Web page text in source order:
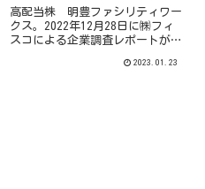
（1717）
高配当株 明豊ファシリティワー
クス。2022年12月28日に㈱フィ
スコによる企業調査レポートが出
2023.01.23